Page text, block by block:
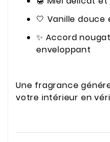
🤍 Vanille
✨ Accord
enveloppant
Une fragrance
votre intérieur en